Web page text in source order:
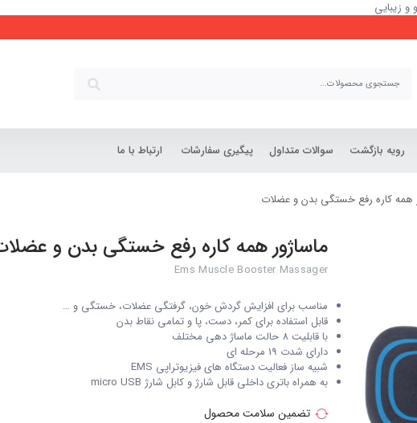
و زیبایی
رویه بازگشت سوالات متداول پیگیری سفارشات ارتباط با ما
همه کاره رفع خستگی بدن و عضلات
ماساژور همه کاره رفع خستگی بدن و
Ems Muscle Booster Massager
مناسب برای افزایش گردش خون، گرفتگی عضلات، خستگی و …
قابل استفاده برای کمر، دست، پا و تمامی نقاط بدن
با قابلیت 8 حالت ماساژ دهی مختلف
دارای شدت 19 مرحله ای
شبیه ساز فعالیت دستگاه های فیزیوتراپی EMS
به همراه باتری داخلی قابل شارژ و کابل شارژ micro USB
تضمین سلامت محصول